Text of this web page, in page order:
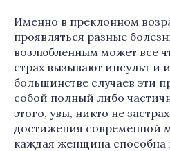
Именно в преклонном
проявляться разные
возлюбленным может все
страх вызывают инсульт и
большинстве случаев эти
собой полный либо
этого, увы, никто не
достижения современной
каждая женщина способна